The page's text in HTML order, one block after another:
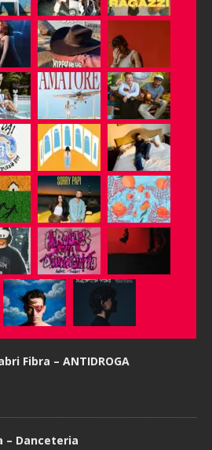
Fibra – ANTIDROGA
– Danceteria